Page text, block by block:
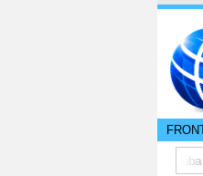
CISI: Aruba